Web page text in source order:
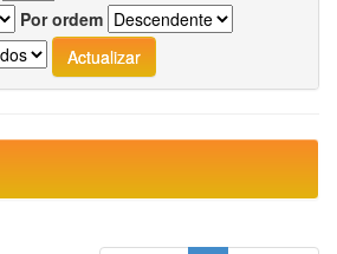
Por ordem